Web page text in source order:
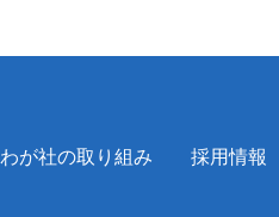
わが社の取り組み 採用情報